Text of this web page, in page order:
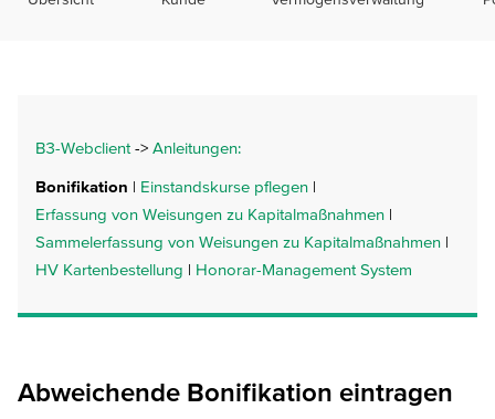
B3-Webclient -> Anleitungen:
Bonifikation | Einstandskurse pflegen |
Erfassung von Weisungen zu Kapitalmaßnahmen |
Sammelerfassung von Weisungen zu Kapitalmaßnahmen |
HV Kartenbestellung | Honorar-Management System
Abweichende Bonifikation eintragen